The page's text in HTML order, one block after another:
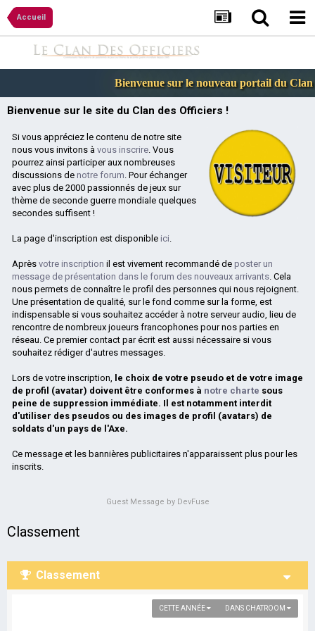
Accueil
Bienvenue sur le nouveau portail du Clan
Bienvenue sur le site du Clan des Officiers !
Si vous appréciez le contenu de notre site
nous vous invitons à vous inscrire. Vous
pourrez ainsi participer aux nombreuses
discussions de notre forum. Pour échanger
avec plus de 2000 passionnés de jeux sur
thème de seconde guerre mondiale quelques
secondes suffisent !
La page d'inscription est disponible ici.
Après votre inscription il est vivement recommandé de poster un
message de présentation dans le forum des nouveaux arrivants. Cela
nous permets de connaître le profil des personnes qui nous rejoignent.
Une présentation de qualité, sur le fond comme sur la forme, est
indispensable si vous souhaitez accéder à notre serveur audio, lieu de
rencontre de nombreux joueurs francophones pour nos parties en
réseau. Ce premier contact par écrit est aussi nécessaire si vous
souhaitez rédiger d'autres messages.
Lors de votre inscription, le choix de votre pseudo et de votre image
de profil (avatar) doivent être conformes à notre charte sous
peine de suppression immédiate. Il est notamment interdit
d'utiliser des pseudos ou des images de profil (avatars) de
soldats d'un pays de l'Axe.
Ce message et les bannières publicitaires n'apparaissent plus pour les
inscrits.
Guest Message by DevFuse
Classement
Classement
DANS CHATROOM
CETTE ANNÉE